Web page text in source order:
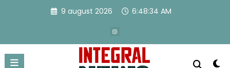
9 august 2026 6:48:35 AM